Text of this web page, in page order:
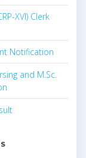
XVI) Clerk
Notification
and M.Sc.